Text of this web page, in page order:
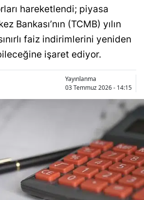
hareketlendi; piyasa
Bankası’nın (TCMB) yılın
faiz indirimlerini yeniden
işaret ediyor.
Yayınlanma
03 Temmuz 2026 - 14:15